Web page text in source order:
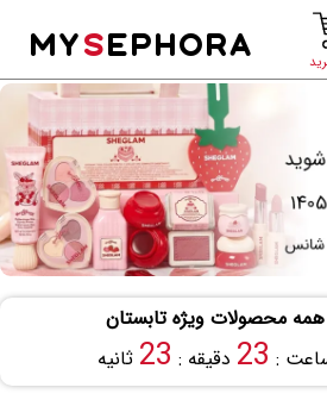
MYSEPHORA
:
23 دقیقه : 22 ثانیه